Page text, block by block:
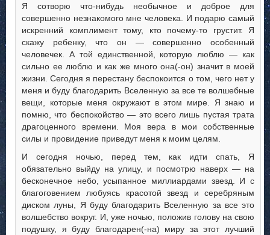
Я сотворю что-нибудь необычное и доброе для
совершенно незнакомого мне человека. И подарю самый
искренний комплимент тому, кто почему-то грустит. Я
скажу ребенку, что он — совершенно особенный
человечек. А той единственной, которую люблю — как
сильно ее люблю и как же много она(-он) значит в моей
жизни. Сегодня я перестану беспокоится о том, чего нет у
меня и буду благодарить Вселенную за все те волшебные
вещи, которые меня окружают в этом мире. Я знаю и
помню, что беспокойство — это всего лишь пустая трата
драгоценного времени. Моя вера в мои собственные
силы и провидение приведут меня к моим целям.
И сегодня ночью, перед тем, как идти спать, Я
обязательно выйду на улицу, и посмотрю наверх — на
бесконечное небо, усыпанное миллиардами звезд. И с
благоговением любуясь красотой звезд и серебряным
диском луны, Я буду благодарить Вселенную за все это
волшебство вокруг. И, уже ночью, положив голову на свою
подушку, я буду благодарен(-на) миру за этот лучший